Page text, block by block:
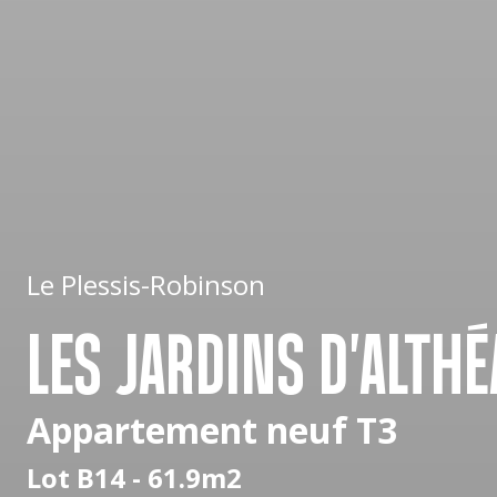
Le Plessis-Robinson
LES JARDINS
Appartement neuf T3
Lot B14 - 61.9m2